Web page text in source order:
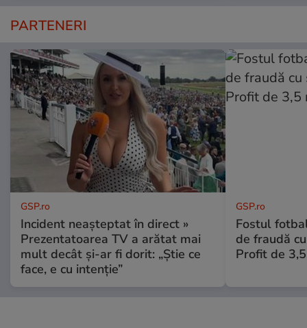
PARTENERI
GSP.ro
Incident neașteptat în direct »
Prezentatoarea TV a arătat mai
mult decât și-ar fi dorit: „Știe ce
face, e cu intenție”
GSP.ro
Fostul
de fraudă
Profit de